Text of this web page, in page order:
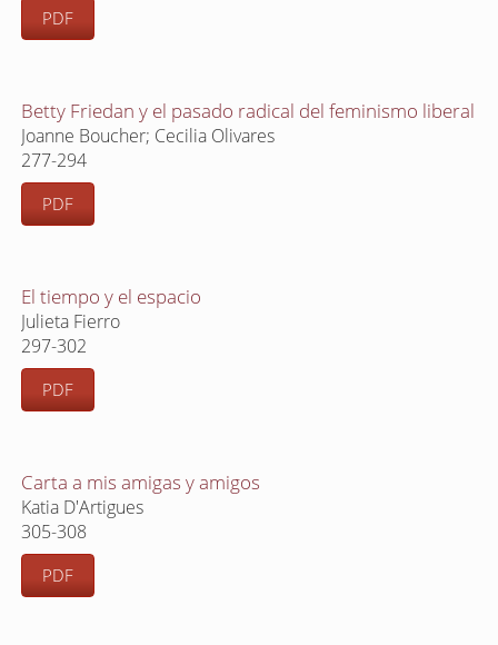
PDF
Betty Friedan y el pasado radical del feminismo liberal
Joanne Boucher; Cecilia Olivares
277-294
PDF
El tiempo y el espacio
Julieta Fierro
297-302
PDF
Carta a mis amigas y amigos
Katia D'Artigues
305-308
PDF